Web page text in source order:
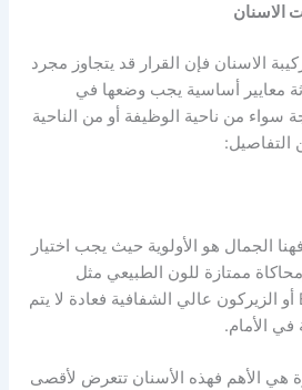
الاسنان
الاسنان فإن القرار قد يتجاوز مجرد
معايير أساسية يجب وضعها في
سواء من ناحية الوظيفة أو من الناحية
التفاصيل:
الجمال هو الأولوية حيث يجب اختيار
ممتازة للون الطبيعي مثل
البورسلين الكامل E-max أو الزيركون عالي الشفافية فعادة لا يتم
في الأمام.
هي الأهم فهذه الأسنان تتعرض لأقصى